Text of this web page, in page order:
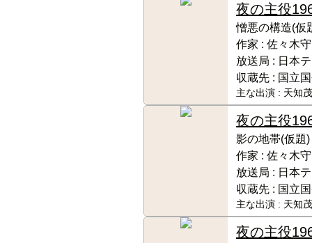
夜の主役
憎悪の構造(仮
作家 : 佐々木守
放送局 : 日本
収蔵先 : 国立
主な出演 : 天知
夜の主役
影の地帯(仮題)
作家 : 佐々木守
放送局 : 日本
収蔵先 : 国立
主な出演 : 天知
夜の主役